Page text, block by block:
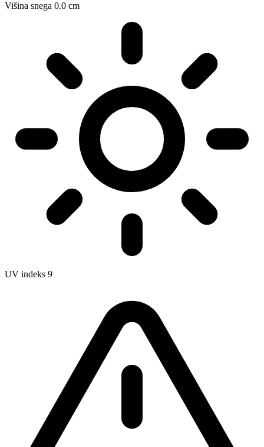
Višina snega 0.0 cm
UV indeks 9